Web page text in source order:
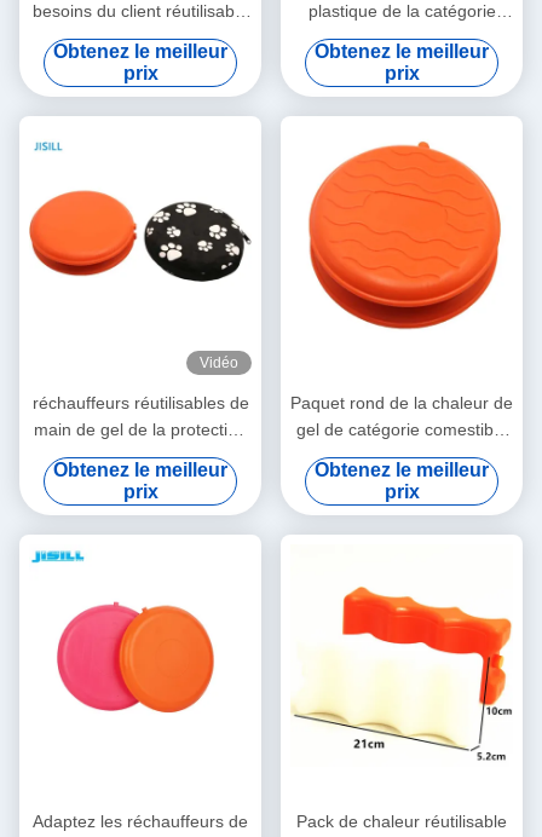
besoins du client réutilisable
sûre durable emballe les
réchauffeurs matériels de
main de pp
Obtenez le meilleur
prix
plastique de la catégorie
comestible pp Logo
Microwave Heat Packs
Reusable
Obtenez le meilleur
prix
Vidéo
réchauffeurs réutilisables de
main de gel de la protection
21.5x3cm de l'animal familier
860g
Obtenez le meilleur
prix
Paquet rond de la chaleur de
gel de catégorie comestible
réutilisable pour le chauffage
thermique de long temps de
sac de déjeuner
Obtenez le meilleur
prix
Adaptez les réchauffeurs de
Pack de chaleur réutilisable